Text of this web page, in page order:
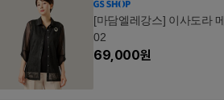
[마담엘레강스] 이사도라
02
69,000원